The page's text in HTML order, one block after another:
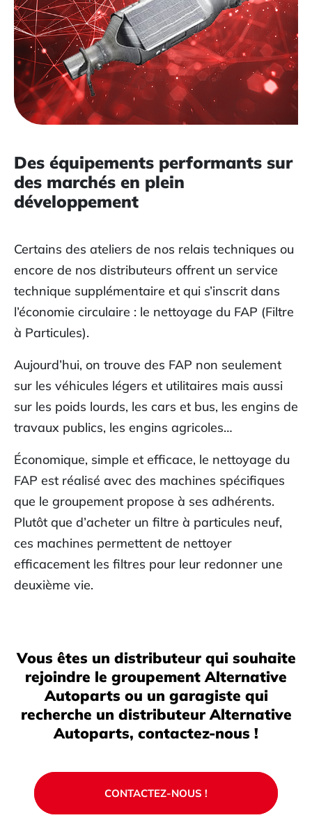
Des équipements performants sur
des marchés en plein
développement
Certains des ateliers de nos relais techniques ou
encore de nos distributeurs offrent un service
technique supplémentaire et qui s’inscrit dans
l’économie circulaire : le nettoyage du FAP (Filtre
à Particules).
Aujourd’hui, on trouve des FAP non seulement
sur les véhicules légers et utilitaires mais aussi
sur les poids lourds, les cars et bus, les engins de
travaux publics, les engins agricoles…
Économique, simple et efficace, le nettoyage du
FAP est réalisé avec des machines spécifiques
que le groupement propose à ses adhérents.
Plutôt que d’acheter un filtre à particules neuf,
ces machines permettent de nettoyer
efficacement les filtres pour leur redonner une
deuxième vie.
Vous êtes un distributeur qui souhaite
rejoindre le groupement Alternative
Autoparts ou un garagiste qui
recherche un distributeur Alternative
Autoparts, contactez-nous !
CONTACTEZ-NOUS !